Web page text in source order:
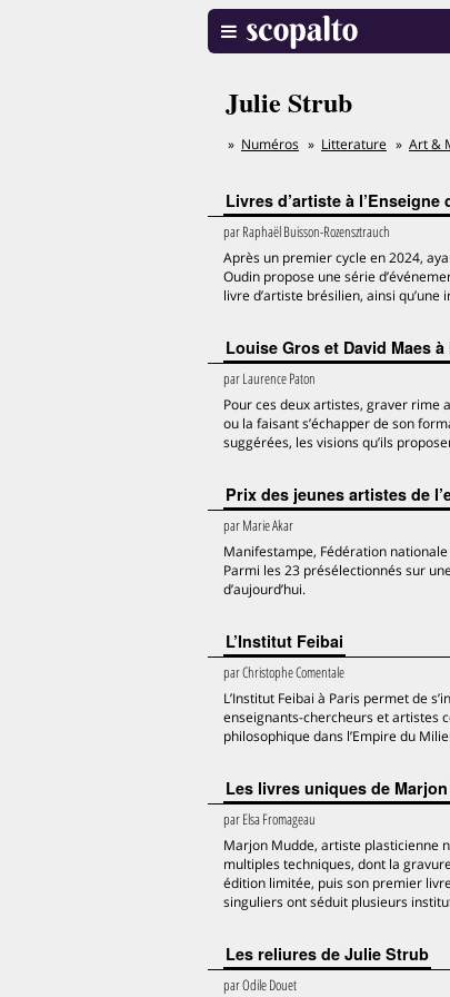
Julie Strub
Numéros Litterature Art &
Livres d’artiste à l’Enseigne
parRaphaël Buisson-Rozensztrauch
Après un premier cycle en 2024,
Oudin propose une série
livre d’artiste brésilien, ainsi
Louise Gros et David Maes
parLaurence Paton
Pour ces deux artistes, graver rime
ou la faisant s’échapper de son
suggérées, les visions qu’ils
Prix des jeunes artistes de
parMarie Akar
Manifestampe, Fédération
Parmi les 23 présélectionnés sur
d’aujourd’hui.
L’Institut Feibai
parChristophe Comentale
L’Institut Feibai à Paris permet de
enseignants-chercheurs et artistes
philosophique dans l’Empire du
Les livres uniques de
parElsa Fromageau
Marjon Mudde, artiste plasticienne
multiples techniques, dont la
édition limitée, puis son premier
singuliers ont séduit plusieurs
Les reliures de Julie Strub
parOdile Douet